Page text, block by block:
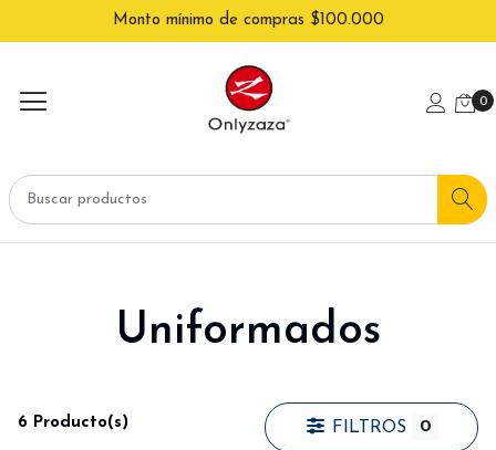
Monto mínimo de compras $100.000
0
Uniformados
6 Producto(s) FILTROS 0